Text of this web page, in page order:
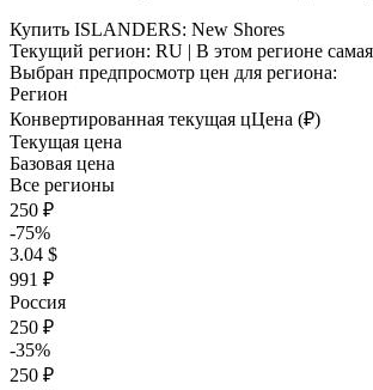
Купить ISLANDERS: New Shores
Текущий регион: RU | В этом регионе
Выбран предпросмотр цен для региона:
Регион
Конвертированная текущая цЦена (₽)
Текущая цена
Базовая цена
Все регионы
250 ₽
-75%
3.04 $
991 ₽
Россия
250 ₽
-35%
250 ₽